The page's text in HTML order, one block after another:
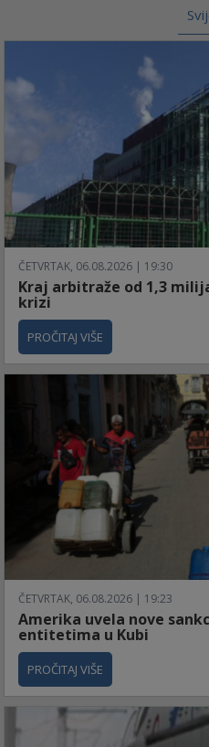
ČETVRTAK, 06.08.2026 | 19:30
Kraj arbitraže od 1,3
krizi
PROČITAJ VIŠE
ČETVRTAK, 06.08.2026 | 19:23
Amerika uvela nove
entitetima u Kubi
PROČITAJ VIŠE